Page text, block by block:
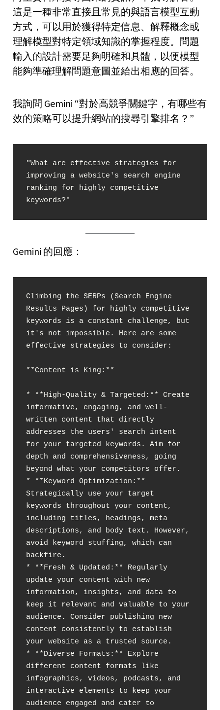
這是一種非常直接且常見的與語言模型互動
方式，可以用於獲得特定信息、解釋概念或
理解模型對特定領域知識的掌握程度。問題
輸入的設計需要足夠明確和具體，以便模型
能夠準確理解問題意圖並給出相應的回答。
我詢問 Gemini “對於高競爭關鍵字，有哪些有
效的策略可以提升網站的搜尋引擎排名？”
"What are effective strategies for
improving a website's search engine
ranking for highly competitive
keywords?"
Gemini 的回應：
Climbing the SERPs (Search Engine
Results Pages) for highly competitive
keywords is a constant challenge, but
it's not impossible. Here are some
effective strategies to consider:
**Content is King:**
* **High-Quality & Targeted:** Create
informative, engaging, and well-
written content that directly
addresses the users' search intent
for your targeted keywords. Aim for
depth and comprehensiveness, going
beyond what your competitors offer.
* **Keyword Optimization:**
Strategically use your target
keywords throughout your content,
including titles, headings, meta
descriptions, and body text. However,
avoid keyword stuffing, which can
backfire.
* **Fresh & Updated:** Regularly
update your content with new
information, insights, and data to
keep it relevant and valuable to your
audience. Consider publishing new
content consistently to establish
your website as a trusted source.
* **Diverse Formats:** Explore
different content formats like
infographics, videos, podcasts, and
interactive elements to keep your
audience engaged and cater to